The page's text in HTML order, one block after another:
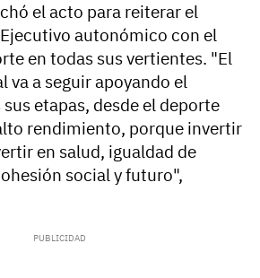
el acto para reiterar el
autonómico con el
en todas sus vertientes. "El
va a seguir apoyando el
etapas, desde el deporte
rendimiento, porque invertir
en salud, igualdad de
social y futuro",